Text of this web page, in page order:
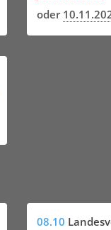
oder
08.10